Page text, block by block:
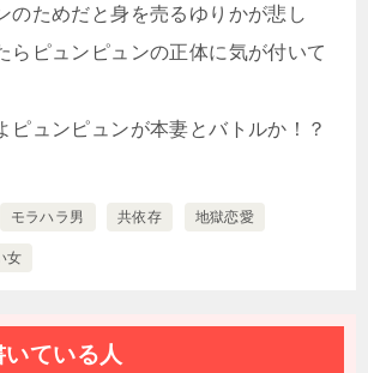
のためだと身を売るゆりかが悲し
らピュンピュンの正体に気が付いて
ピュンピュンが本妻とバトルか！？
モラハラ男 共依存 地獄恋愛
女
ている人